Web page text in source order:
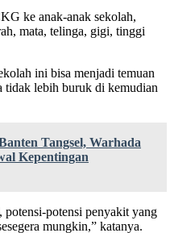
ke anak-anak sekolah,
mata, telinga, gigi, tinggi
ini bisa menjadi temuan
tidak lebih buruk di kemudian
Tangsel, Warhada
Kepentingan
potensi penyakit yang
mungkin,” katanya.